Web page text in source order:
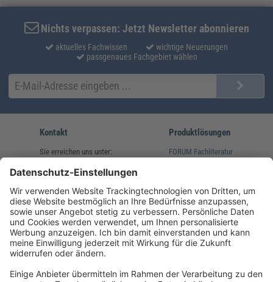
Nichts verpassen: Jetzt Newsletter abonnieren
aktuelles Fachwissen
wichtige Neuerungen
passgenaues Fachgebiet wählen
Kontakt
Sie erreichen uns unter:
(08233) 38 11 23
service@forum-verlag.com
Mo-Do 07:30 - 17:00 Uhr
Fr 07:30 - 15:00 Uhr
Produktlösungen
FORUM Fachliteratur
Folgen Sie uns